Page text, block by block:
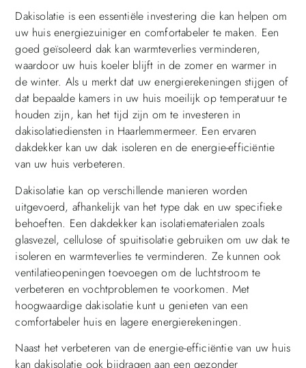
Dakisolatie is een essentiële investering die kan helpen om
uw huis energiezuiniger en comfortabeler te maken. Een
goed geïsoleerd dak kan warmteverlies verminderen,
waardoor uw huis koeler blijft in de zomer en warmer in
de winter. Als u merkt dat uw energierekeningen stijgen of
dat bepaalde kamers in uw huis moeilijk op temperatuur te
houden zijn, kan het tijd zijn om te investeren in
dakisolatiediensten in Haarlemmermeer. Een ervaren
dakdekker kan uw dak isoleren en de energie-efficiëntie
van uw huis verbeteren.
Dakisolatie kan op verschillende manieren worden
uitgevoerd, afhankelijk van het type dak en uw specifieke
behoeften. Een dakdekker kan isolatiematerialen zoals
glasvezel, cellulose of spuitisolatie gebruiken om uw dak te
isoleren en warmteverlies te verminderen. Ze kunnen ook
ventilatieopeningen toevoegen om de luchtstroom te
verbeteren en vochtproblemen te voorkomen. Met
hoogwaardige dakisolatie kunt u genieten van een
comfortabeler huis en lagere energierekeningen.
Naast het verbeteren van de energie-efficiëntie van uw huis
kan dakisolatie ook bijdragen aan een gezonder